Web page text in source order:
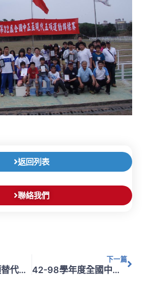
返回列表
聯絡我們
99年度現代五項替代役甄選
下一篇
42-98學年度全國中等學校撃劍錦標賽